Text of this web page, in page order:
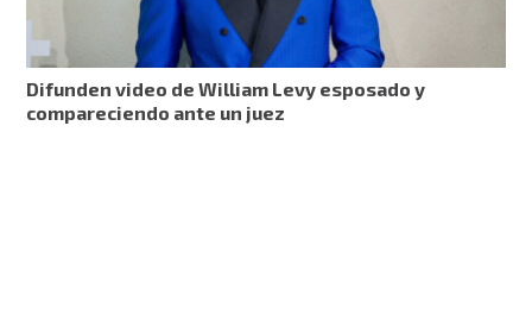
Difunden video de William Levy esposado y
compareciendo ante un juez